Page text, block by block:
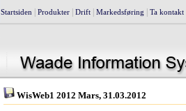
Startsiden Produkter Drift Markedsføring Ta kontakt
WisWeb1 2012 Mars, 31.03.2012